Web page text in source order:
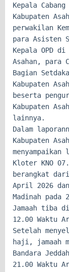
Kepala
Kabupaten
perwakilan
para Asisten
Kepala OPD
Asahan, para
Bagian
Kabupaten
beserta
Kabupaten
lainnya.
Dalam
Kabupaten
Kloter KNO
berangkat
April 2026
Madinah pada
Jamaah tiba
12.00 Waktu
Setelah
haji, jamaah
Bandara
21.00 Waktu